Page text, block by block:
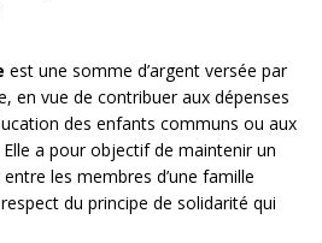
est une somme d’argent versée par
en vue de contribuer aux dépenses
des enfants communs ou aux
a pour objectif de maintenir un
les membres d’une famille
du principe de solidarité qui